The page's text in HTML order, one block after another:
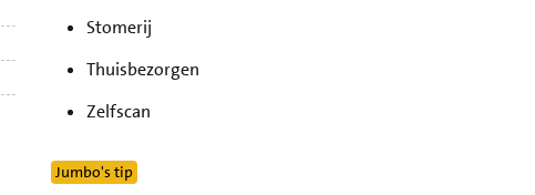
14 augustus
Zaterdag
15 augustus
Zondag
Stomerij
Thuisbezorgen
Zelfscan
Jumbo's tip